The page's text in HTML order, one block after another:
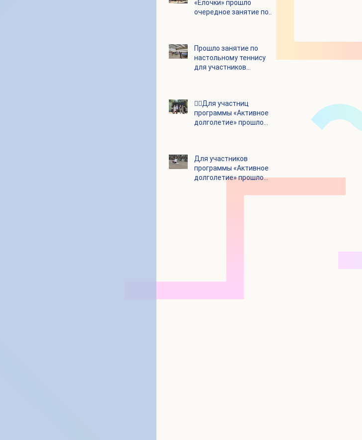
«Ёлочки» прошло
очередное занятие по
Прошло занятие по
настольному теннису
для участников
👯‍♀️Для участниц
программы «Активное
долголетие» прошло
Для участников
программы «Активное
долголетие» прошло